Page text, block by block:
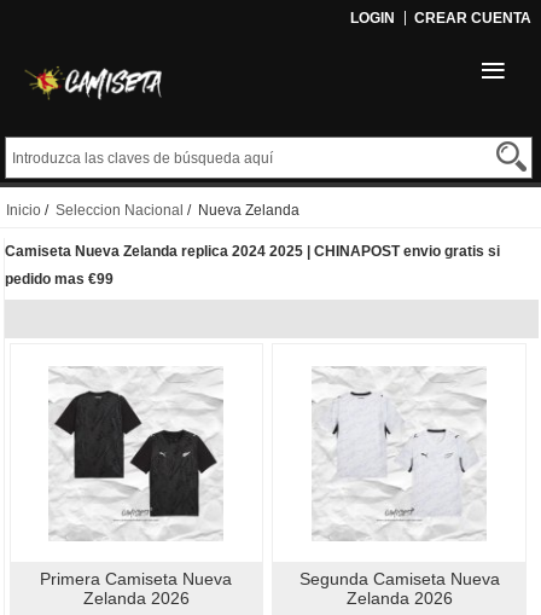
LOGIN CREAR CUENTA
Inicio / Seleccion Nacional / Nueva Zelanda
Camiseta Nueva Zelanda replica 2024 2025 | CHINAPOST envio gratis si
pedido mas €99
Primera Camiseta Nueva
Zelanda 2026
Segunda Camiseta Nueva
Zelanda 2026